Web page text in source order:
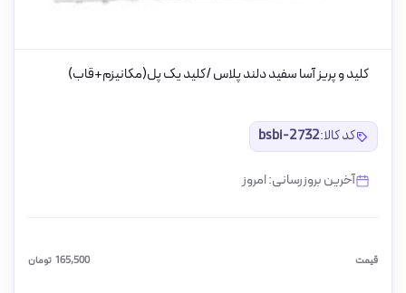
کلید و پریز آسا سفید دلند پلاس /کلید یک پل(مکانیزم+قاب)
کد کالا:bsbi-2732
آخرین بروزرسانی: امروز
قیمت تومان 165,500